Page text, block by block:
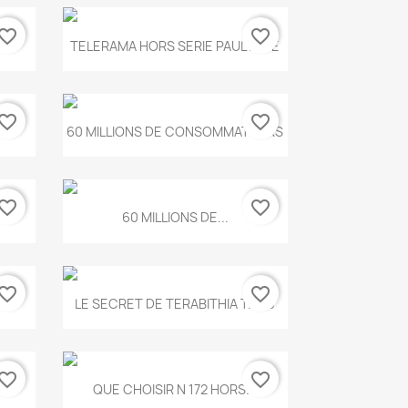
Aperçu rapide
TELERAMA HORS SERIE PAUL KLEE
favorite_border
Aperçu rapide
60 MILLIONS DE CONSOMMATEURS
favorite_border
Aperçu rapide
60 MILLIONS DE... favorite_border
Aperçu rapide
LE SECRET DE TERABITHIA T.560
favorite_border
Aperçu rapide
QUE CHOISIR N 172 HORS...favorite_border